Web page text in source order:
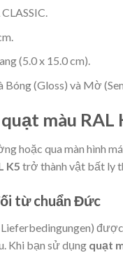
(5.0 x 15.0 cm).
Bóng (Gloss) và Mờ
màu RAL
hoặc qua màn hình
K5 trở thành vật bất ly
từ chuẩn Đức
Khi bạn sử dụng quạt